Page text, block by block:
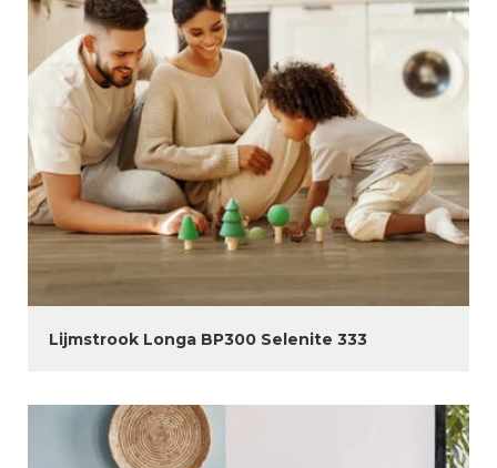
Lijmstrook Longa BP300 Selenite 333